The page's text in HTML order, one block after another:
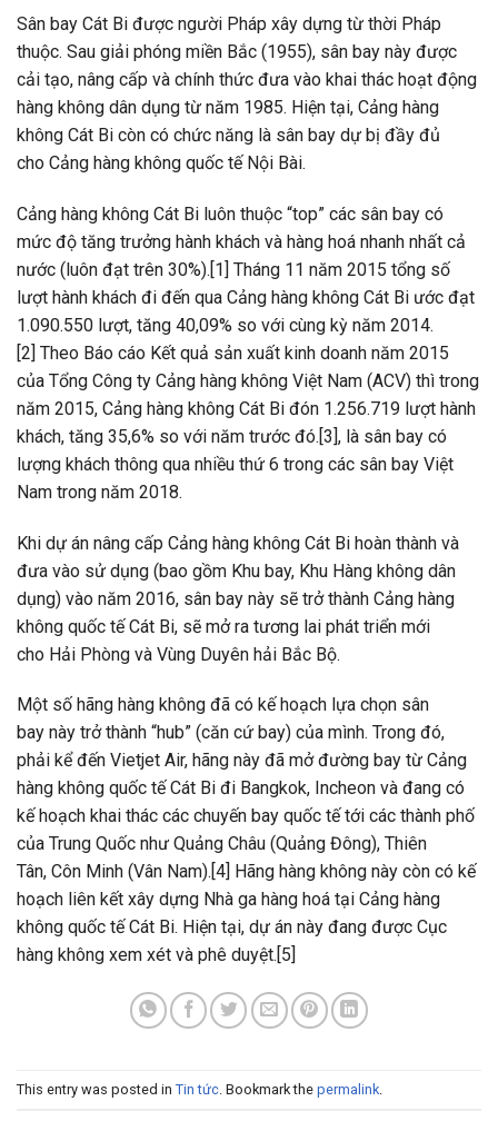
Sân bay Cát Bi được người Pháp xây dựng từ thời Pháp
thuộc. Sau giải phóng miền Bắc (1955), sân bay này được
cải tạo, nâng cấp và chính thức đưa vào khai thác hoạt động
hàng không dân dụng từ năm 1985. Hiện tại, Cảng hàng
không Cát Bi còn có chức năng là sân bay dự bị đầy đủ
cho Cảng hàng không quốc tế Nội Bài.
Cảng hàng không Cát Bi luôn thuộc “top” các sân bay có
mức độ tăng trưởng hành khách và hàng hoá nhanh nhất cả
nước (luôn đạt trên 30%).[1] Tháng 11 năm 2015 tổng số
lượt hành khách đi đến qua Cảng hàng không Cát Bi ước đạt
1.090.550 lượt, tăng 40,09% so với cùng kỳ năm 2014.
[2] Theo Báo cáo Kết quả sản xuất kinh doanh năm 2015
của Tổng Công ty Cảng hàng không Việt Nam (ACV) thì trong
năm 2015, Cảng hàng không Cát Bi đón 1.256.719 lượt hành
khách, tăng 35,6% so với năm trước đó.[3], là sân bay có
lượng khách thông qua nhiều thứ 6 trong các sân bay Việt
Nam trong năm 2018.
Khi dự án nâng cấp Cảng hàng không Cát Bi hoàn thành và
đưa vào sử dụng (bao gồm Khu bay, Khu Hàng không dân
dụng) vào năm 2016, sân bay này sẽ trở thành Cảng hàng
không quốc tế Cát Bi, sẽ mở ra tương lai phát triển mới
cho Hải Phòng và Vùng Duyên hải Bắc Bộ.
Một số hãng hàng không đã có kế hoạch lựa chọn sân
bay này trở thành “hub” (căn cứ bay) của mình. Trong đó,
phải kể đến Vietjet Air, hãng này đã mở đường bay từ Cảng
hàng không quốc tế Cát Bi đi Bangkok, Incheon và đang có
kế hoạch khai thác các chuyến bay quốc tế tới các thành phố
của Trung Quốc như Quảng Châu (Quảng Đông), Thiên
Tân, Côn Minh (Vân Nam).[4] Hãng hàng không này còn có kế
hoạch liên kết xây dựng Nhà ga hàng hoá tại Cảng hàng
không quốc tế Cát Bi. Hiện tại, dự án này đang được Cục
hàng không xem xét và phê duyệt.[5]
This entry was posted in Tin tức . Bookmark the permalink